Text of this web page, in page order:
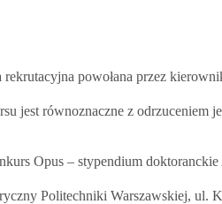
powołana przez
jest równoznaczne z odrzuceniem
Opus – stypendium
Politechniki Warszawskiej, ul.